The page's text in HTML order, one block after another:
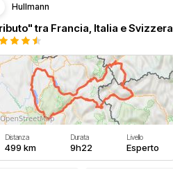
Hullmann
tra Francia, Italia e Svizzera
Distanza
499 km
Durata
9h22
Livello
Esperto